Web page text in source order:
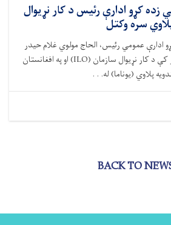
کړو ادارې رئیس د کار نړیوال
سره وکتل
ادارې عمومي رئیس، الحاج مولوي غلام حیدر
شهامت، په خپل کاري دفتر کې د کار نړیوال سازمان (ILO) او په افغانستان
پلاوي (یوناما) له. . .
BACK TO